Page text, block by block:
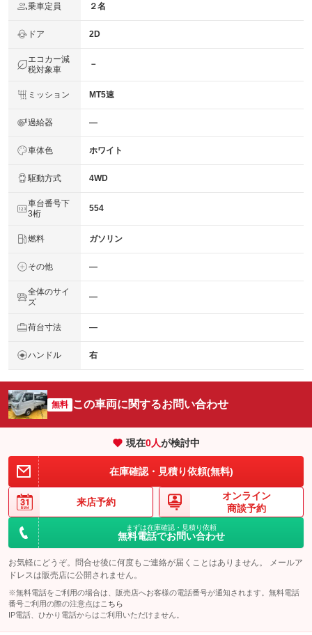
乗車定員 ２名
ドア 2D
エコカー減
税対象車
－
ミッション MT5速
過給器 ―
車体色 ホワイト
駆動方式 4WD
車台番号下
3桁
554
燃料 ガソリン
その他 ―
全体のサイ
ズ
―
荷台寸法 ―
ハンドル 右
無料 この車両に関するお問い合わせ
現在0人が検討中
在庫確認・見積り依頼(無料)
来店予約
オンライン
商談予約
まずは在庫確認・見積り依頼
無料電話でお問い合わせ
お気軽にどうぞ。問合せ後に何度もご連絡が届くことはありません。 メールア
ドレスは販売店に公開されません。
※無料電話をご利用の場合は、販売店へお客様の電話番号が通知されます。無料電話
番号ご利用の際の注意点は こちら
IP電話、ひかり電話からはご利用いただけません。